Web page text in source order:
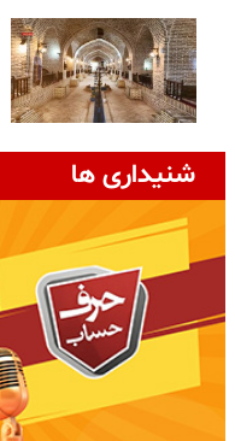
شنیداری ها